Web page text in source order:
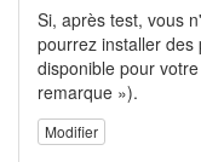
Si, après test, vous
pourrez installer
disponible pour
remarque »).
Modifier